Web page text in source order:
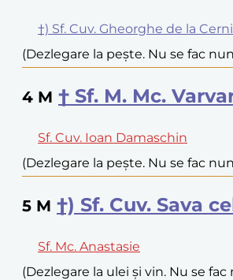
†) Sf. Cuv. Gheorghe de la
(Dezlegare la pește. Nu se fac
4 M † Sf. M. Mc.
Sf. Cuv. Ioan Damaschin
(Dezlegare la pește. Nu se fac
5 M †) Sf. Cuv. Sava
Sf. Mc. Anastasie
(Dezlegare la ulei și vin. Nu se fac